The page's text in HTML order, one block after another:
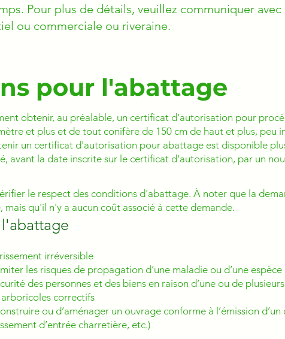
Pour plus de détails, veuillez communiquer
ou commerciale ou riveraine.
pour l'abattage
obtenir, au préalable, un certificat d'autorisation pour
et plus et de tout conifère de 150 cm de haut et plus, peu
un certificat d'autorisation pour abattage est disponible
avant la date inscrite sur le certificat d'autorisation, par un
le respect des conditions d'abattage. À noter que la
qu'il n'y a aucun coût associé à cette demande.
irréversible
les risques de propagation d’une maladie ou d’une
des personnes et des biens en raison d’une ou de
correctifs
ou d’aménager un ouvrage conforme à l’émission
d’entrée charretière, etc.)